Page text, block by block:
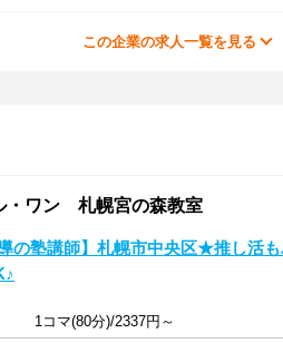
この企業の求人一覧を見る
ワン 札幌宮の森教室
導の塾講師】札幌市中央区★推し活
1コマ(80分)/2337円～